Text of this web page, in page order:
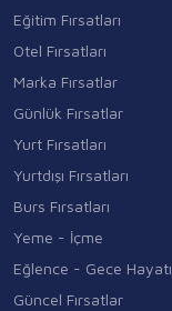
Eğitim Fırsatları
Otel Fırsatları
Marka Fırsatlar
Günlük Fırsatlar
Yurt Fırsatları
Yurtdışı Fırsatları
Burs Fırsatları
Yeme - İçme
Eğlence - Gece Hayatı
Güncel Fırsatlar